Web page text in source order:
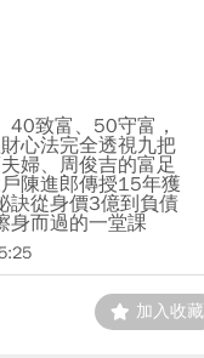
致富、50守富，
心法完全透視九把
婦、周俊吉的富足
陳進郎傳授15年獲
訣從身價3億到負債
身而過的一堂課
加入收藏